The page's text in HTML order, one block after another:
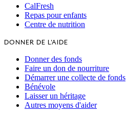
CalFresh
Repas pour enfants
Centre de nutrition
DONNER DE L'AIDE
Donner des fonds
Faire un don de nourriture
Démarrer une collecte de fonds
Bénévole
Laisser un héritage
Autres moyens d'aider